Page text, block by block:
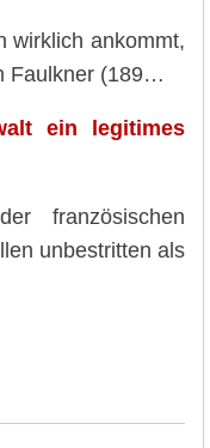
wirklich ankommt,
Faulkner (189…
ein legitimes
französischen
unbestritten als